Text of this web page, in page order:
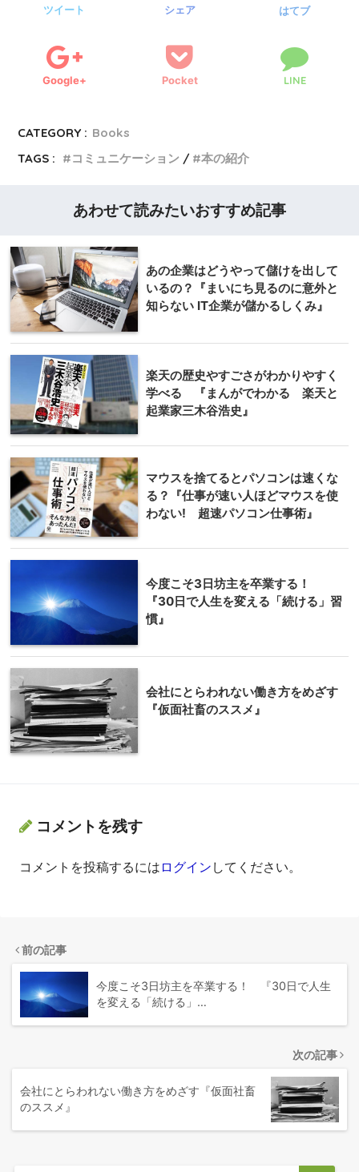
ツイート シェア はてブ
Google+ Pocket LINE
CATEGORY : Books
TAGS :
コミュニケーション 本の紹介
あわせて読みたいおすすめ記事
あの企業はどうやって儲けを出して
いるの？『まいにち見るのに意外と
知らない IT企業が儲かるしくみ』
楽天の歴史やすごさがわかりやすく
学べる 『まんがでわかる 楽天と
起業家三木谷浩史』
マウスを捨てるとパソコンは速くな
る？『仕事が速い人ほどマウスを使
わない! 超速パソコン仕事術』
今度こそ3日坊主を卒業する！
『30日で人生を変える「続ける」習
慣』
会社にとらわれない働き方をめざす
『仮面社畜のススメ』
コメントを残す
コメントを投稿するには ログイン してください。
前の記事
今度こそ3日坊主を卒業する！ 『30日で人生
を変える「続ける」…
次の記事
会社にとらわれない働き方をめざす『仮面社畜
のススメ』